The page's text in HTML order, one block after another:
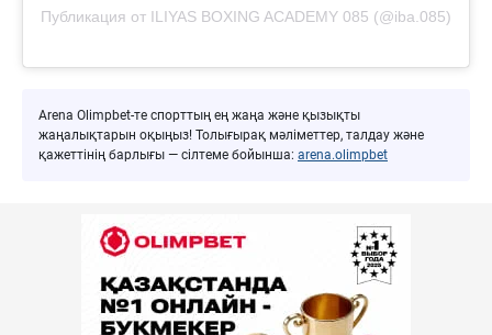
Публикация от ILIYAS BOXING ACADEMY 085 (@iba.085)
Arena Olimpbet-те спорттың ең жаңа және қызықты
жаңалықтарын оқыңыз! Толығырақ мәліметтер, талдау және
қажеттінің барлығы — сілтеме бойынша: arena.olimpbet